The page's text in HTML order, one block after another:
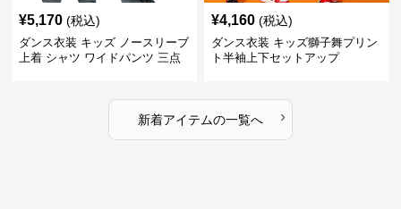
¥5,170 (税込)
ダンス衣装 キッズ ノースリーブ
上着 シャツ ワイドパンツ 三点
¥4,160 (税込)
ダンス衣装 キッズ獅子舞プリン
ト半袖上下セットアップ
新着アイテムの一覧へ ›